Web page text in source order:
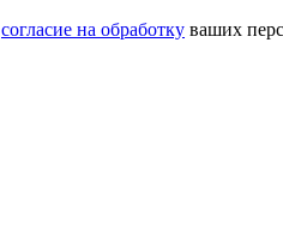
согласие на обработку ваших